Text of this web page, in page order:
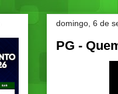
domingo, 6 de
PG -